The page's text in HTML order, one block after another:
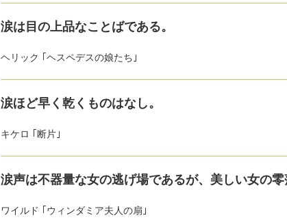
涙は目の上品なことばである。
ヘリック ｢ヘスペデスの娘たち｣
涙ほど早く乾くものはなし。
キケロ ｢断片｣
涙声は不器量な女の逃げ場であるが、美しい女の零
ワイルド ｢ウィンダミア夫人の扇｣